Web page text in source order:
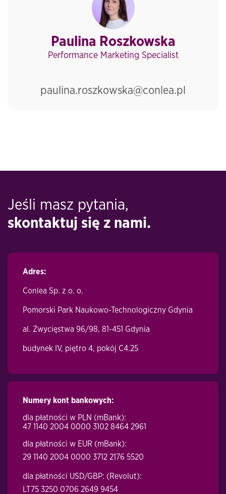
Paulina Roszkowska
Performance Marketing Specialist
paulina.roszkowska@conlea.pl
Jeśli masz pytania,
skontaktuj się z nami.
Adres:
Conlea Sp. z o. o.
Pomorski Park Naukowo-Technologiczny Gdynia
al. Zwycięstwa 96/98, 81-451 Gdynia
budynek IV, piętro 4, pokój C4.25
Numery kont bankowych:
dla płatności w PLN (mBank):
47 1140 2004 0000 3102 8464 2961
dla płatności w EUR (mBank):
29 1140 2004 0000 3712 2176 5520
dla płatności USD/GBP: (Revolut):
LT75 3250 0706 2649 9454